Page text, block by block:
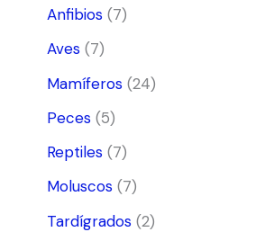
Anfibios(7)
Aves(7)
Mamíferos(24)
Peces(5)
Reptiles(7)
Moluscos(7)
Tardígrados(2)